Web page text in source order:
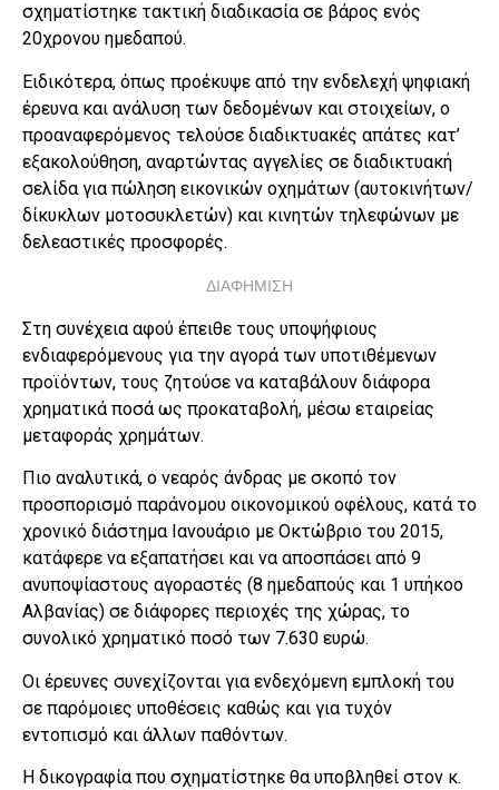
σχηματίστηκε τακτική διαδικασία σε βάρος ενός
20χρονου ημεδαπού.
Ειδικότερα, όπως προέκυψε από την ενδελεχή ψηφιακή
έρευνα και ανάλυση των δεδομένων και στοιχείων, ο
προαναφερόμενος τελούσε διαδικτυακές απάτες κατ’
εξακολούθηση, αναρτώντας αγγελίες σε διαδικτυακή
σελίδα για πώληση εικονικών οχημάτων (αυτοκινήτων/
δίκυκλων μοτοσυκλετών) και κινητών τηλεφώνων με
δελεαστικές προσφορές.
ΔΙΑΦΗΜΙΣΗ
Στη συνέχεια αφού έπειθε τους υποψήφιους
ενδιαφερόμενους για την αγορά των υποτιθέμενων
προϊόντων, τους ζητούσε να καταβάλουν διάφορα
χρηματικά ποσά ως προκαταβολή, μέσω εταιρείας
μεταφοράς χρημάτων.
Πιο αναλυτικά, ο νεαρός άνδρας με σκοπό τον
προσπορισμό παράνομου οικονομικού οφέλους, κατά το
χρονικό διάστημα Ιανουάριο με Οκτώβριο του 2015,
κατάφερε να εξαπατήσει και να αποσπάσει από 9
ανυποψίαστους αγοραστές (8 ημεδαπούς και 1 υπήκοο
Αλβανίας) σε διάφορες περιοχές της χώρας, το
συνολικό χρηματικό ποσό των 7.630 ευρώ.
Οι έρευνες συνεχίζονται για ενδεχόμενη εμπλοκή του
σε παρόμοιες υποθέσεις καθώς και για τυχόν
εντοπισμό και άλλων παθόντων.
Η δικογραφία που σχηματίστηκε θα υποβληθεί στον κ.